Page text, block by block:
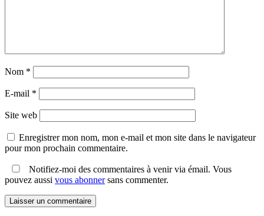
Nom *
E-mail *
Site web
Enregistrer mon nom, mon e-mail et mon site dans le navigateur
pour mon prochain commentaire.
Notifiez-moi des commentaires à venir via émail. Vous
pouvez aussi vous abonnersans commenter.